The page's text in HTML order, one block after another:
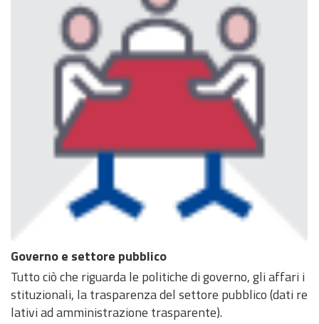
Governo e settore pubblico
Tutto ciò che riguarda le politiche di governo, gli affari i
stituzionali, la trasparenza del settore pubblico (dati re
lativi ad amministrazione trasparente).